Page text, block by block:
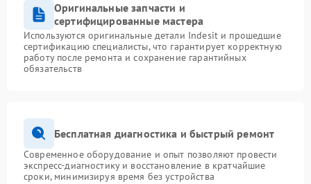
Оригинальные запчасти и
сертифицированные мастера
Используются оригинальные детали Indesit и прошедшие
сертификацию специалисты, что гарантирует корректную
работу после ремонта и сохранение гарантийных
обязательств
Бесплатная диагностика и быстрый ремонт
Современное оборудование и опыт позволяют провести
экспресс-диагностику и восстановление в кратчайшие
сроки, минимизируя время без устройства